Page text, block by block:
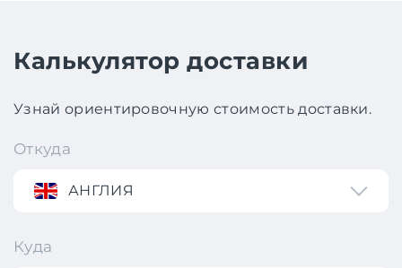
Калькулятор доставки
Узнай ориентировочную стоимость доставки.
Откуда
АНГЛИЯ
Куда